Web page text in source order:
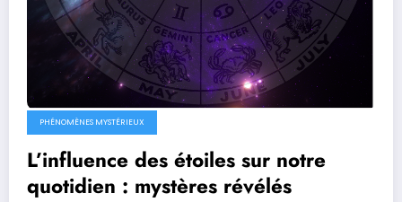
PHÉNOMÈNES MYSTÉRIEUX
L’influence des étoiles sur notre
quotidien : mystères révélés